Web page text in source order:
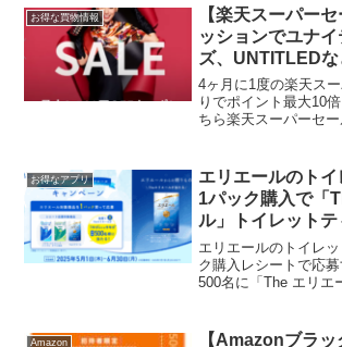
の方にアプリダウン
pic.twitter....
お得な買物情報
【楽天スーパー
ッションでユナ
ズ、UNTITLED
ーパーDEAL30％
4ヶ月に1度の楽天ス
りでポイント最大10
ちら楽天スーパーセ
×楽天ファッション
80％OFF UNITED...
お得なアプリ
エリエールのト
1パック購入で「
ル」トイレット
or1年分が合計
エリエールのトイレ
ク購入レシートで応
500名に「The エリエ
トで応募コースエリ
Amazon
【Amazonブラッ